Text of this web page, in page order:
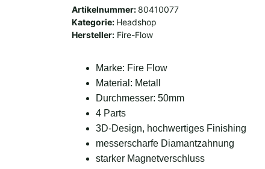
Artikelnummer: 80410077
Kategorie: Headshop
Hersteller: Fire-Flow
Marke: Fire Flow
Material: Metall
Durchmesser: 50mm
4 Parts
3D-Design, hochwertiges Finishing
messerscharfe Diamantzahnung
starker Magnetverschluss